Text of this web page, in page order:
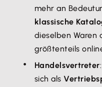
mehr an
klassische
dieselben Waren
größtenteils
Handelsvertreter
sich als